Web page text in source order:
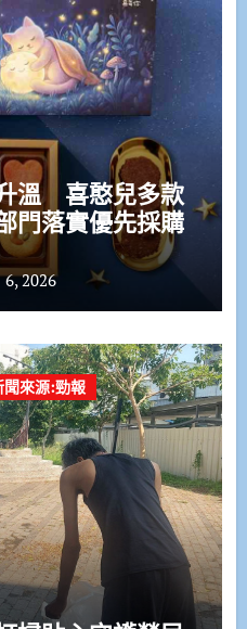
溫 喜憨兒多款
門落實優先採購
6, 2026
聞來源:勁報